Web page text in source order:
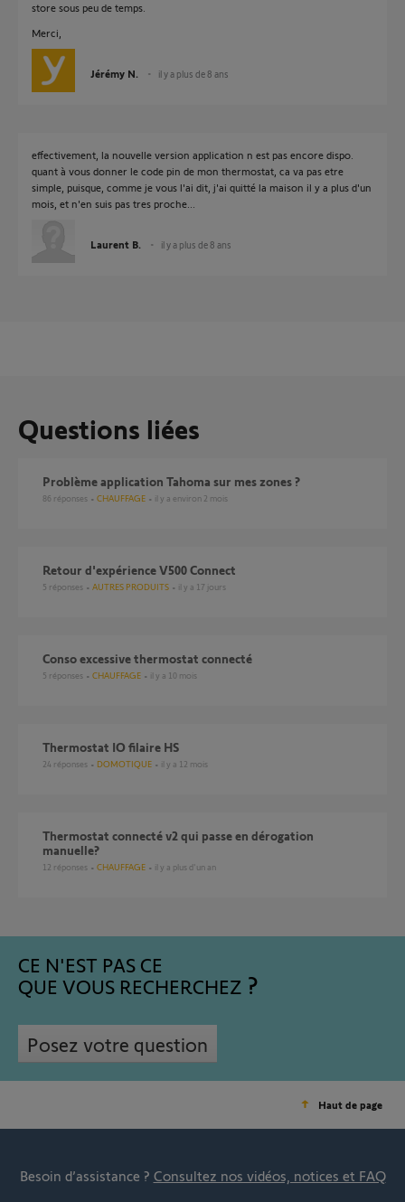
store sous peu de temps.
Merci,
Jérémy N. il y a plus de 8 ans
effectivement, la nouvelle version application n est pas encore dispo.
quant à vous donner le code pin de mon thermostat, ca va pas etre
simple, puisque, comme je vous l'ai dit, j'ai quitté la maison il y a plus d'un
mois, et n'en suis pas tres proche...
Laurent B. il y a plus de 8 ans
Questions liées
Problème application Tahoma sur mes zones ?
86 réponses CHAUFFAGE il y a environ 2 mois
Retour d'expérience V500 Connect
5 réponses AUTRES PRODUITS il y a 17 jours
conso excessive thermostat connecté
5 réponses CHAUFFAGE il y a 10 mois
Thermostat IO filaire HS
24 réponses DOMOTIQUE il y a 12 mois
Thermostat connecté v2 qui passe en dérogation
manuelle?
12 réponses CHAUFFAGE il y a plus d'un an
CE N'EST PAS CE
QUE VOUS RECHERCHEZ
Posez votre question
Haut de page
Besoin d’assistance ? Consultez nos vidéos, notices et FAQ